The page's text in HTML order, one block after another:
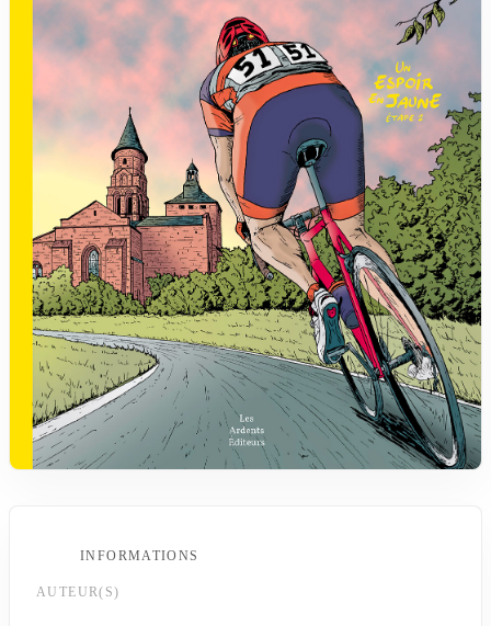
INFORMATIONS
AUTEUR(S)